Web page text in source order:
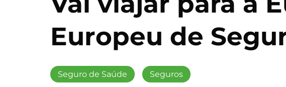
Seguro de Saúde Seguros
Europeu de